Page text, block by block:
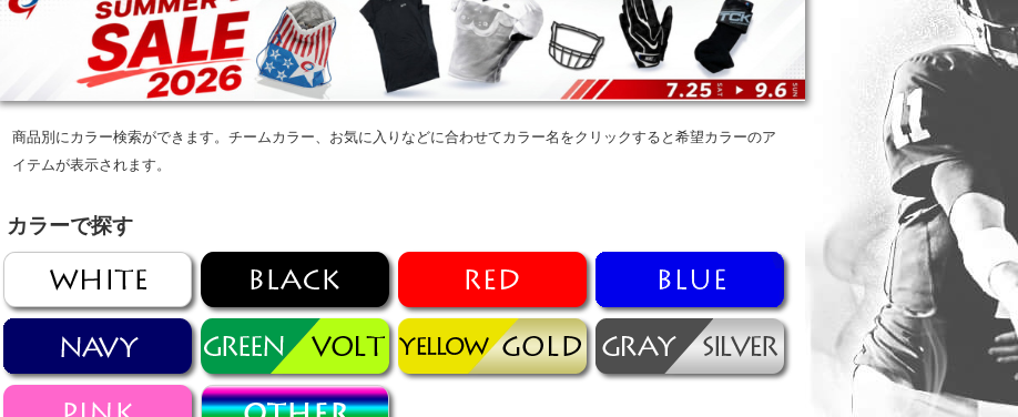
商品別にカラー検索ができます。チームカラー、お気に入りなどに合わせてカラー名をクリックすると希望カラーのア
イテムが表示されます。
カラーで探す